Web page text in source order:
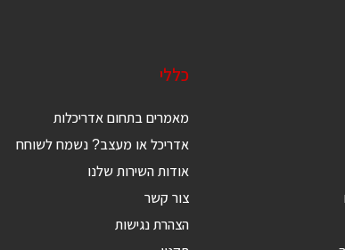
כללי
מאמרים בתחום אדריכלות
אדריכל או מעצב? נשמח לשוחח
אודות השירות שלנו
צור קשר
הצהרת נגישות